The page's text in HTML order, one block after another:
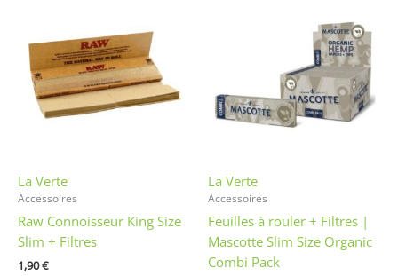
La Verte
Accessoires
Raw Connoisseur King Size
Slim + Filtres
1,90€
La Verte
Accessoires
Feuilles à rouler + Filtres |
Mascotte Slim Size Organic
Combi Pack